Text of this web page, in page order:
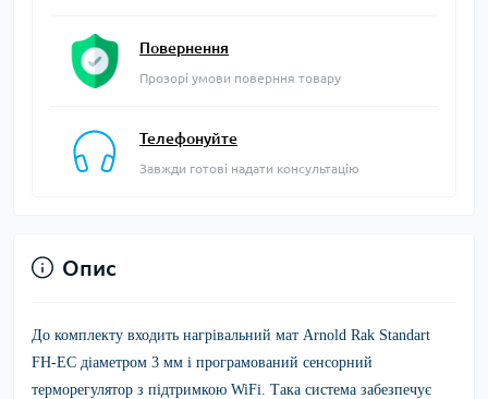
Повернення
Прозорі умови поверння товару
Телефонуйте
Завжди готові надати консультацію
Опис
До комплекту входить нагрівальний мат Arnold Rak Standart
FH-EC діаметром 3 мм і програмований сенсорний
терморегулятор з підтримкою WiFi. Така система забезпечує